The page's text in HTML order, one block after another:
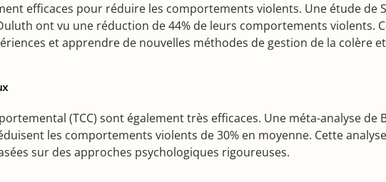
efficaces pour réduire les comportements violents. Une étude de
ont vu une réduction de 44% de leurs comportements violents.
et apprendre de nouvelles méthodes de gestion de la colère
(TCC) sont également très efficaces. Une méta-analyse de
les comportements violents de 30% en moyenne. Cette
sur des approches psychologiques rigoureuses.